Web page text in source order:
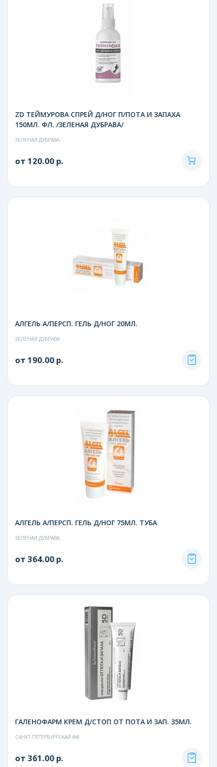
ZD ТЕЙМУРОВА СПРЕЙ Д/НОГ П/ПОТА И ЗАПАХА
150МЛ. ФЛ. /ЗЕЛЕНАЯ ДУБРАВА/
ЗЕЛЕНАЯ ДУБРАВА
от 120.00 р.
АЛГЕЛЬ А/ПЕРСП. ГЕЛЬ Д/НОГ 20МЛ.
ЗЕЛЕНАЯ ДУБРАВА
от 190.00 р.
АЛГЕЛЬ А/ПЕРСП. ГЕЛЬ Д/НОГ 75МЛ. ТУБА
ЗЕЛЕНАЯ ДУБРАВА
от 364.00 р.
ГАЛЕНОФАРМ КРЕМ Д/СТОП ОТ ПОТА И ЗАП. 35МЛ.
САНКТ-ПЕТЕРБУРГСКАЯ ФФ
от 361.00 р.